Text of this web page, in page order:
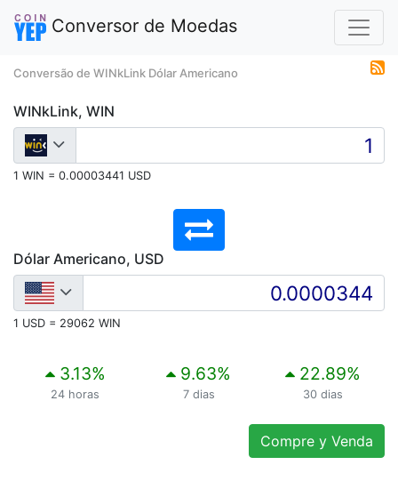
Conversor de Moedas
Conversão de WINkLink Dólar Americano
WINkLink, WIN
1 WIN = 0.00003441 USD
Dólar Americano, USD
1 USD = 29062 WIN
3.13%
24 horas
9.63%
7 dias
22.89%
30 dias
Compre y Venda